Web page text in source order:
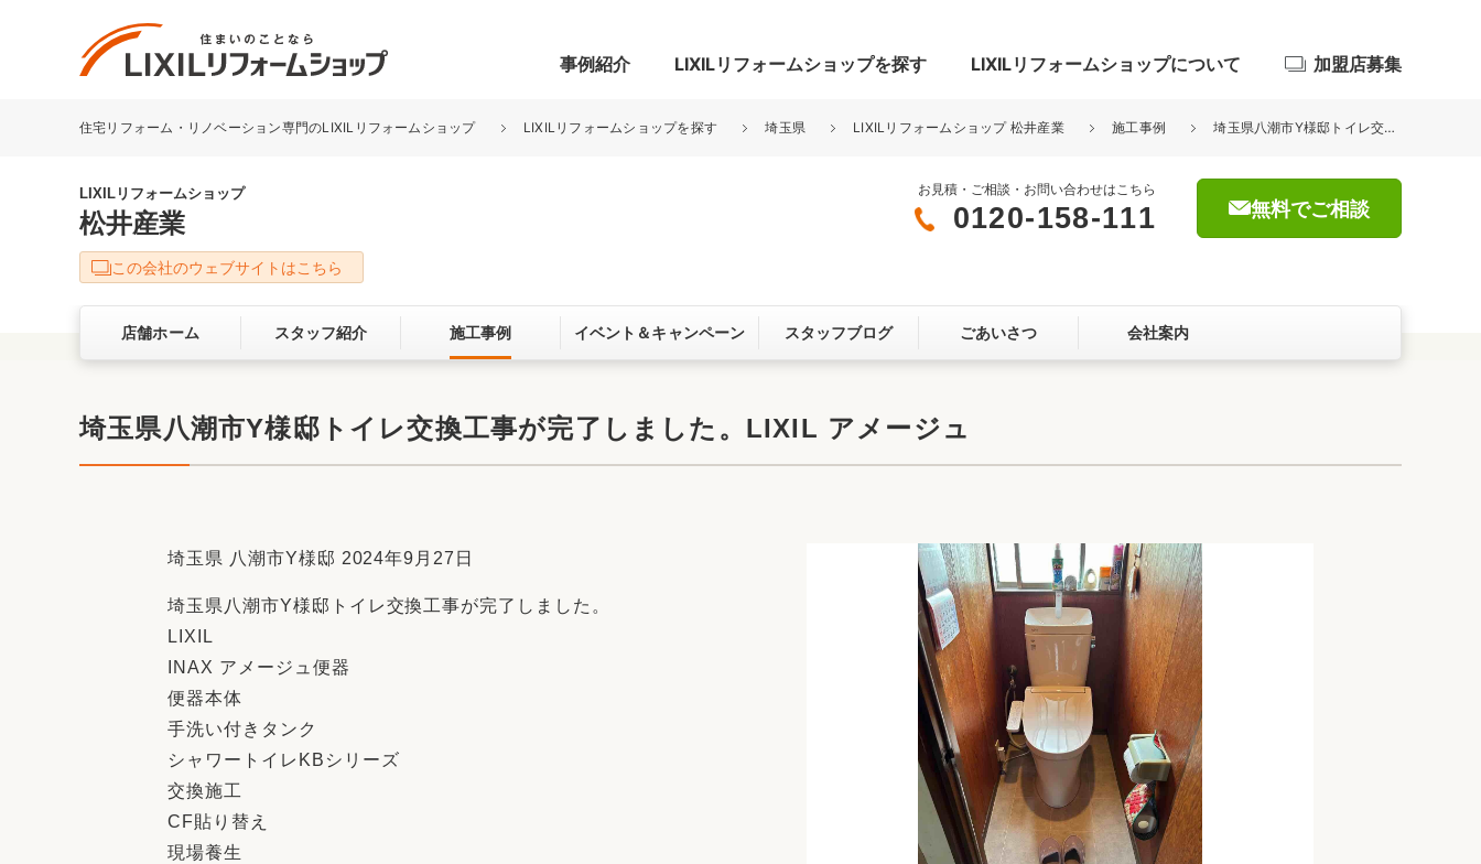
事例紹介
リフォーム事例を探す
キッチン
洗面化粧室 トイレ 玄関まわり 門まわり 屋根・外壁
ベランダ・バルコニー ガーデンスペース カースペース
お客さまの声 3Dシミュレーション
LIXILリフォームショップを探す LIXILリフォームショップについて
LIXILリフォームショップについて
サービス向上・品質改善の取り組み お客さま満足度アンケート
ここちいい暮らしをつくる、価値・性能向上
リフォームアクセル
中古物件探しから性能向上リフォームをワン
ストップ
加盟店募集
住宅リフォーム・リノベーション専門のLIXILリフォームショップ LIXILリフォームショップを探す 埼玉県 LIXILリフォームショップ 松井産業 施工事例 埼玉県八潮市Y様邸トイレ交換工事が完了しました。LIXIL アメージュ
LIXILリフォームショップ
松井産業
お見積・ご相談・お問い合わせはこちら
0120-158-111 無料でご相談
この会社のウェブサイトはこちら
店舗ホーム スタッフ紹介 施工事例 イベント＆キャンペーン スタッフブログ ごあいさつ 会社案内
埼玉県八潮市Y様邸トイレ交換工事が完了しました。LIXIL アメージュ
埼玉県 八潮市Y様邸 2024年9月27日
埼玉県八潮市Y様邸トイレ交換工事が完了しました。
LIXIL
INAX アメージュ便器
便器本体
手洗い付きタンク
シャワートイレKBシリーズ
交換施工
CF貼り替え
現場養生